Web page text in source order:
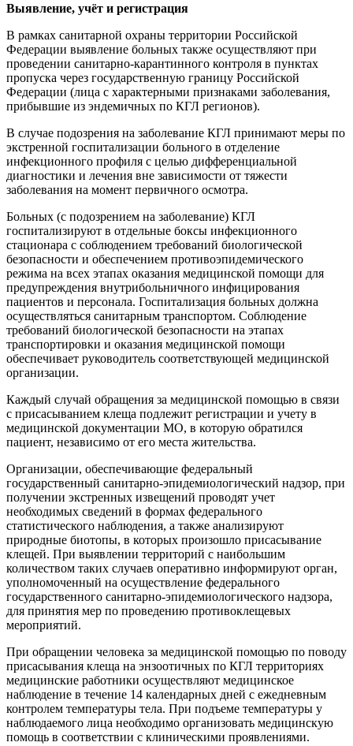
Выявление, учёт и регистрация
В рамках санитарной охраны территории Российской
Федерации выявление больных также осуществляют при
проведении санитарно-карантинного контроля в пунктах
пропуска через государственную границу Российской
Федерации (лица с характерными признаками заболевания,
прибывшие из эндемичных по КГЛ регионов).
В случае подозрения на заболевание КГЛ принимают меры по
экстренной госпитализации больного в отделение
инфекционного профиля с целью дифференциальной
диагностики и лечения вне зависимости от тяжести
заболевания на момент первичного осмотра.
Больных (с подозрением на заболевание) КГЛ
госпитализируют в отдельные боксы инфекционного
стационара с соблюдением требований биологической
безопасности и обеспечением противоэпидемического
режима на всех этапах оказания медицинской помощи для
предупреждения внутрибольничного инфицирования
пациентов и персонала. Госпитализация больных должна
осуществляться санитарным транспортом. Соблюдение
требований биологической безопасности на этапах
транспортировки и оказания медицинской помощи
обеспечивает руководитель соответствующей медицинской
организации.
Каждый случай обращения за медицинской помощью в связи
с присасыванием клеща подлежит регистрации и учету в
медицинской документации МО, в которую обратился
пациент, независимо от его места жительства.
Организации, обеспечивающие федеральный
государственный санитарно-эпидемиологический надзор, при
получении экстренных извещений проводят учет
необходимых сведений в формах федерального
статистического наблюдения, а также анализируют
природные биотопы, в которых произошло присасывание
клещей. При выявлении территорий с наибольшим
количеством таких случаев оперативно информируют орган,
уполномоченный на осуществление федерального
государственного санитарно-эпидемиологического надзора,
для принятия мер по проведению противоклещевых
мероприятий.
При обращении человека за медицинской помощью по поводу
присасывания клеща на энзоотичных по КГЛ территориях
медицинские работники осуществляют медицинское
наблюдение в течение 14 календарных дней с ежедневным
контролем температуры тела. При подъеме температуры у
наблюдаемого лица необходимо организовать медицинскую
помощь в соответствии с клиническими проявлениями.